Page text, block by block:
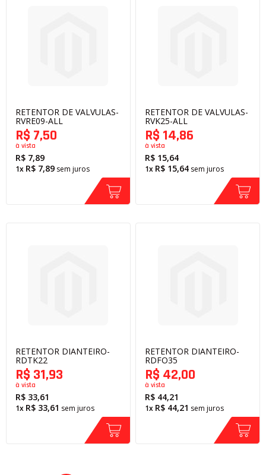
RETENTOR DE VALVULAS-
RVRE09-ALL
R$ 7,89
R$ 7,50
à vista
1x R$ 7,89 sem juros
RETENTOR DE VALVULAS-
RVK25-ALL
R$ 15,64
R$ 14,86
à vista
1x R$ 15,64 sem juros
RETENTOR DIANTEIRO-
RDTK22
R$ 33,61
R$ 31,93
à vista
1x R$ 33,61 sem juros
RETENTOR DIANTEIRO-
RDFO35
R$ 44,21
R$ 42,00
à vista
1x R$ 44,21 sem juros